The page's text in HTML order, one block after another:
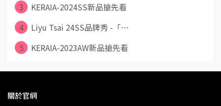
3
KERAIA-2024SS新品搶先看
4
Liyu Tsai 24SS品牌秀 -「⋯
5
KERAIA-2023AW新品搶先看
關於官網